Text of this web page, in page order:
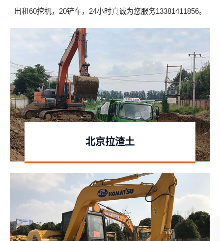
出租60挖机，20铲车，24小时真诚为您服务13381411856。
北京拉渣土